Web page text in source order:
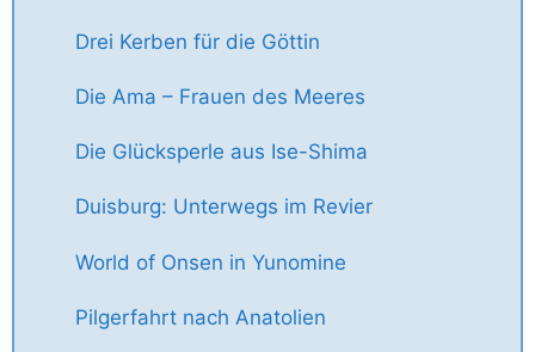
Drei Kerben für die Göttin
Die Ama – Frauen des Meeres
Die Glücksperle aus Ise-Shima
Duisburg: Unterwegs im Revier
World of Onsen in Yunomine
Pilgerfahrt nach Anatolien